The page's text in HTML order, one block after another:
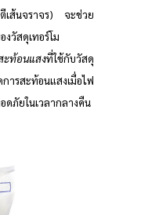
เส้นจราจร) จะช่วย
วัสดุเทอร์โม
ะท้อนแสงที่ใช้กับวัสดุ
ารสะท้อนแสงเมื่อไฟ
ดภัยในเวลากลางคืน